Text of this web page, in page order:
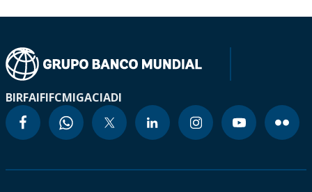
BIRFAIFIFCMIGACIADI